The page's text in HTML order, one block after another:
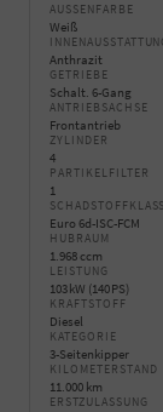
AUSSENFARBE
Weiß
Anthrazit
GETRIEBE
Schalt. 6-Gang
ANTRIEBSACHSE
Frontantrieb
ZYLINDER
4
PARTIKELFILTER
1
Euro 6d-ISC-FCM
HUBRAUM
1.968 ccm
LEISTUNG
103 kW (140 PS)
KRAFTSTOFF
Diesel
KATEGORIE
3-Seitenkipper
KILOMETERSTAND
11.000 km
ERSTZULASSUNG